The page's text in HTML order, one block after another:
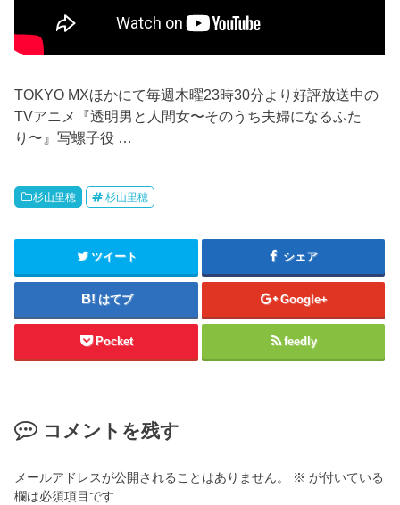
TOKYO MXほかにて毎週木曜23時30分より好評放送中の
TVアニメ『透明男と人間女〜そのうち夫婦になるふた
り〜』写螺子役 …
杉山里穂 杉山里穂
ツイート シェア
はてブ Google+
Pocket feedly
コメントを残す
メールアドレスが公開されることはありません。 ※ が付いている
欄は必須項目です